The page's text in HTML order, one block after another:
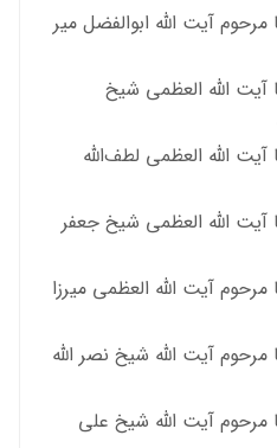
مرحوم آیت الله ابوالفضل مير
آيت الله العظمى شيخ
آیت الله العظمی لطف‌الله
آيت الله العظمى شيخ جعفر
مرحوم آيت الله العظمى ميرزا
مرحوم آيت الله شيخ نصر الله
مرحوم آيت الله شيخ علي